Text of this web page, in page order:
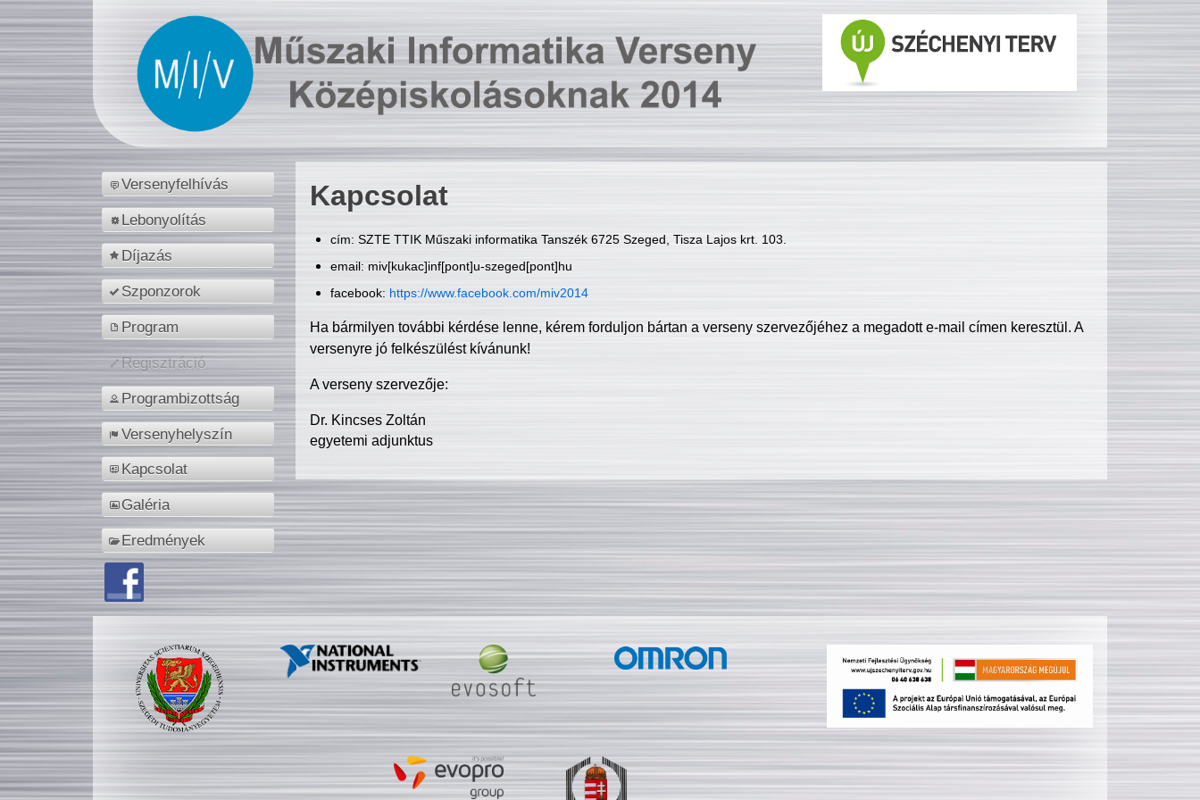
Versenyfelhívás
Lebonyolítás
Díjazás
Szponzorok
Program
Regisztráció
Programbizottság
Versenyhelyszín
Kapcsolat
Galéria
Eredmények
Kapcsolat
cím: SZTE TTIK Műszaki informatika Tanszék 6725 Szeged, Tisza Lajos krt. 103.
email: miv[kukac]inf[pont]u-szeged[pont]hu
facebook: https://www.facebook.com/miv2014
Ha bármilyen további kérdése lenne, kérem forduljon bártan a verseny szervezőjéhez a megadott e-mail címen keresztül. A
versenyre jó felkészülést kívánunk!
A verseny szervezője:
Dr. Kincses Zoltán
egyetemi adjunktus